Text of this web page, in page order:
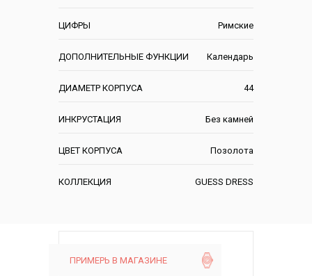
ЦИФРЫ Римские
ДОПОЛНИТЕЛЬНЫЕ ФУНКЦИИ Календарь
ДИАМЕТР КОРПУСА 44
ИНКРУСТАЦИЯ Без камней
ЦВЕТ КОРПУСА Позолота
КОЛЛЕКЦИЯ GUESS DRESS
ПРИМЕРЬ В МАГАЗИНЕ